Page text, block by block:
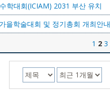
학대회(ICIAM) 2031 부산 유치
을학술대회 및 정기총회 개최안내
1 2 3